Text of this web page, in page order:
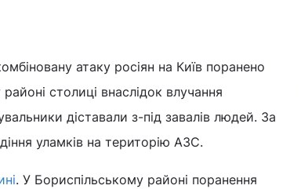
атаку росіян на Київ поранено
столиці внаслідок влучання
діставали з-під завалів людей. За
уламків на територію АЗС.
. У Бориспільському районі поранення